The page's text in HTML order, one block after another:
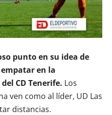
punto en su idea de
en la
CD Tenerife. Los
ven como al líder, UD Las
distancias.